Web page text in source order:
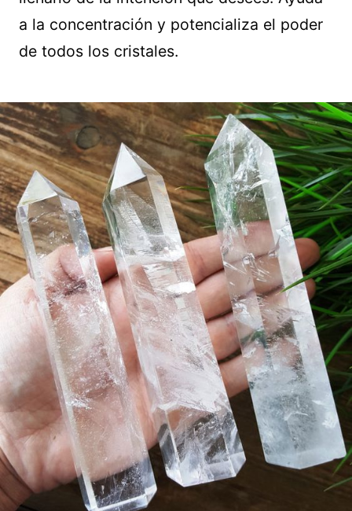
a la concentración y potencializa el poder
de todos los cristales.